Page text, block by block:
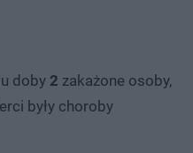
doby 2 zakażone osoby,
były choroby